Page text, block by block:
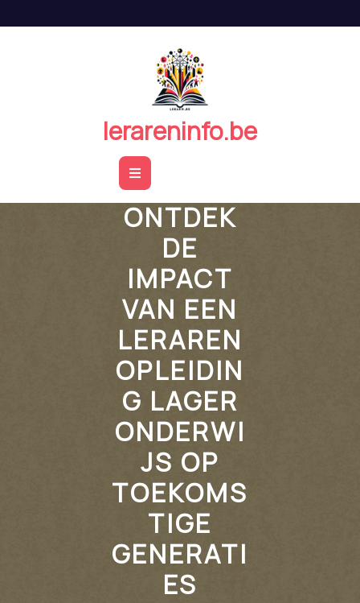
de
lerareninfo.be
Open
Button
ONTDEK
DE
IMPACT
VAN EEN
LERAREN
OPLEIDIN
G LAGER
ONDERWI
JS OP
TOEKOMS
TIGE
GENERATI
ES